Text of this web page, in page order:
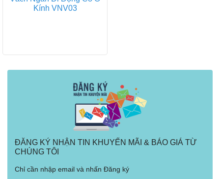
Kính VNV03
ĐĂNG KÝ NHẬN TIN KHUYẾN MÃI & BÁO GIÁ TỪ
CHÚNG TÔI
Chỉ cần nhập email và nhấn Đăng ký